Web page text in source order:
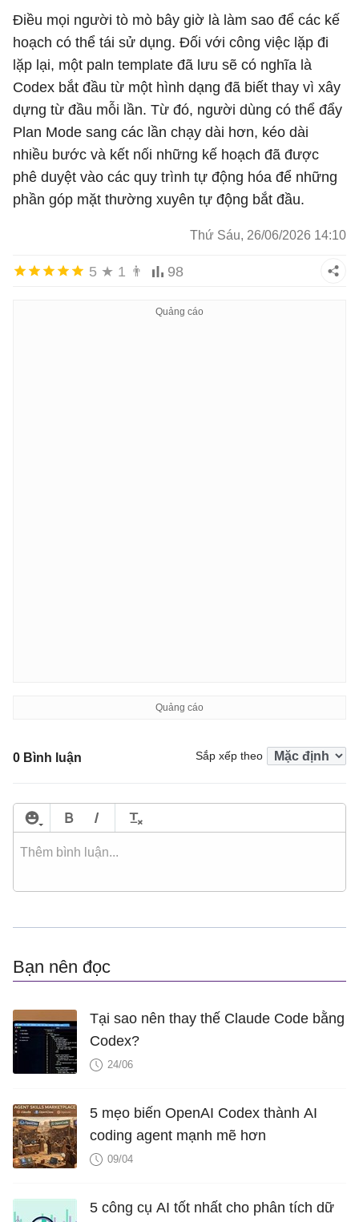
Điều mọi người tò mò bây giờ là làm sao để các kế
hoạch có thể tái sử dụng. Đối với công việc lặp đi
lặp lại, một paln template đã lưu sẽ có nghĩa là
Codex bắt đầu từ một hình dạng đã biết thay vì xây
dựng từ đầu mỗi lần. Từ đó, người dùng có thể đẩy
Plan Mode sang các lần chạy dài hơn, kéo dài
nhiều bước và kết nối những kế hoạch đã được
phê duyệt vào các quy trình tự động hóa để những
phần góp mặt thường xuyên tự động bắt đầu.
Thứ Sáu, 26/06/2026 14:10
5 ★ 1 👨 98
0 Bình luận Sắp xếp theo
Bạn nên đọc
Tại sao nên thay thế Claude Code bằng
Codex?
24/06
5 mẹo biến OpenAI Codex thành AI
coding agent mạnh mẽ hơn
09/04
5 công cụ AI tốt nhất cho phân tích dữ